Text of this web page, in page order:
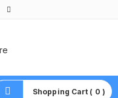
Shopping Cart ( 0 )